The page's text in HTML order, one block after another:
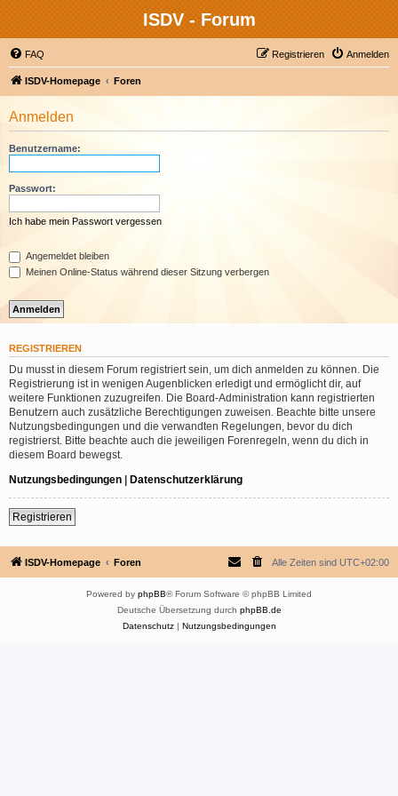
ISDV - Forum
FAQ Anmelden
Registrieren
ISDV-Homepage Foren
Anmelden
Benutzername:
Passwort:
Ich habe mein Passwort vergessen
Angemeldet bleiben
Meinen Online-Status während dieser Sitzung verbergen
REGISTRIEREN
Du musst in diesem Forum registriert sein, um dich anmelden zu können. Die
Registrierung ist in wenigen Augenblicken erledigt und ermöglicht dir, auf
weitere Funktionen zuzugreifen. Die Board-Administration kann registrierten
Benutzern auch zusätzliche Berechtigungen zuweisen. Beachte bitte unsere
Nutzungsbedingungen und die verwandten Regelungen, bevor du dich
registrierst. Bitte beachte auch die jeweiligen Forenregeln, wenn du dich in
diesem Board bewegst.
Nutzungsbedingungen | Datenschutzerklärung
Registrieren
ISDV-Homepage Foren Alle Zeiten sind UTC+02:00
Powered by phpBB® Forum Software © phpBB Limited
Deutsche Übersetzung durch phpBB.de
Datenschutz| Nutzungsbedingungen